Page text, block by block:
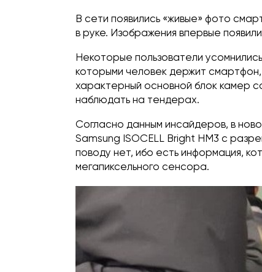
В сети появились «живые» фото
в руке. Изображения впервые
Некоторые пользователи
которыми человек держит
характерный основной блок камер
наблюдать на тендерах.
Согласно данным инсайдеров, в
Samsung ISOCELL Bright HM3 с
поводу нет, ибо есть информация,
мегапиксельного сенсора.